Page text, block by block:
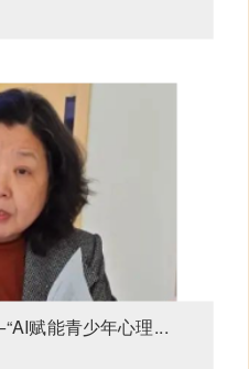
赋能青少年心理...